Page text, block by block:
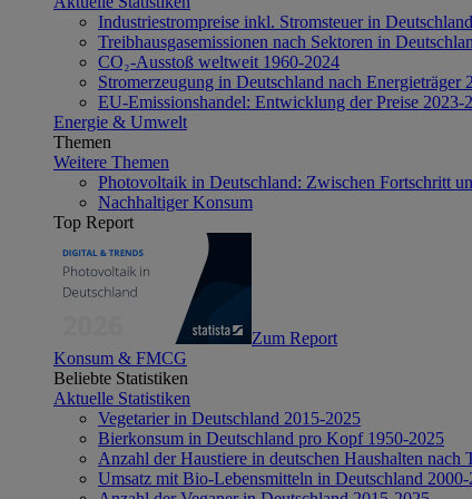
Industriestrompreise inkl. Stromsteuer in
Treibhausgasemissionen nach Sektoren in
CO₂-Ausstoß weltweit 1960-2024
Stromerzeugung in Deutschland nach Energieträger
EU-Emissionshandel: Entwicklung der Preise 2023-
Energie & Umwelt
Themen
Weitere Themen
Photovoltaik in Deutschland: Zwischen Fortschritt
Nachhaltiger Konsum
Top Report
Zum Report
Konsum & FMCG
Beliebte Statistiken
Aktuelle Statistiken
Vegetarier in Deutschland 2015-2025
Bierkonsum in Deutschland pro Kopf 1950-2025
Anzahl der Haustiere in deutschen Haushalten nach
Umsatz mit Bio-Lebensmitteln in Deutschland